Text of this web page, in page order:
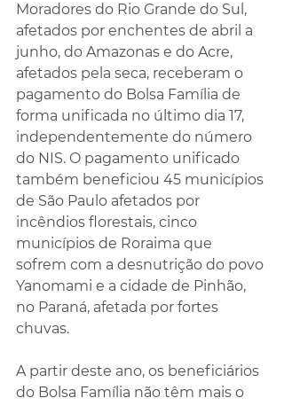
Moradores do Rio Grande do Sul,
afetados por enchentes de abril a
junho, do Amazonas e do Acre,
afetados pela seca, receberam o
pagamento do Bolsa Família de
forma unificada no último dia 17,
independentemente do número
do NIS. O pagamento unificado
também beneficiou 45 municípios
de São Paulo afetados por
incêndios florestais, cinco
municípios de Roraima que
sofrem com a desnutrição do povo
Yanomami e a cidade de Pinhão,
no Paraná, afetada por fortes
chuvas.
A partir deste ano, os beneficiários
do Bolsa Família não têm mais o